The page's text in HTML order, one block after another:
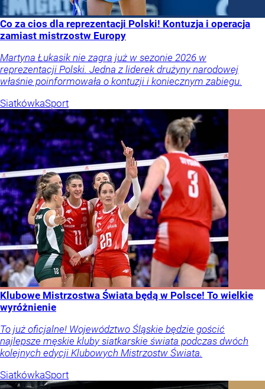
Co za cios dla reprezentacji Polski! Kontuzja i operacja
zamiast mistrzostw Europy
Martyna Łukasik nie zagra już w sezonie 2026 w
reprezentacji Polski. Jedna z liderek drużyny narodowej
właśnie poinformowała o kontuzji i koniecznym zabiegu.
SiatkówkaSport
Klubowe Mistrzostwa Świata będą w Polsce! To wielkie
wyróżnienie
To już oficjalne! Województwo Śląskie będzie gościć
najlepsze męskie kluby siatkarskie świata podczas dwóch
kolejnych edycji Klubowych Mistrzostw Świata.
SiatkówkaSport